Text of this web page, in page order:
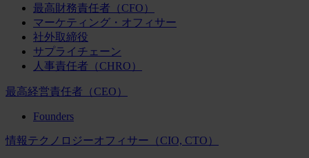
最高財務責任者（CFO）
マーケティング・オフィサー
社外取締役
サプライチェーン
人事責任者（CHRO）
最高経営責任者（CEO）
Founders
情報テクノロジーオフィサー（CIO, CTO）